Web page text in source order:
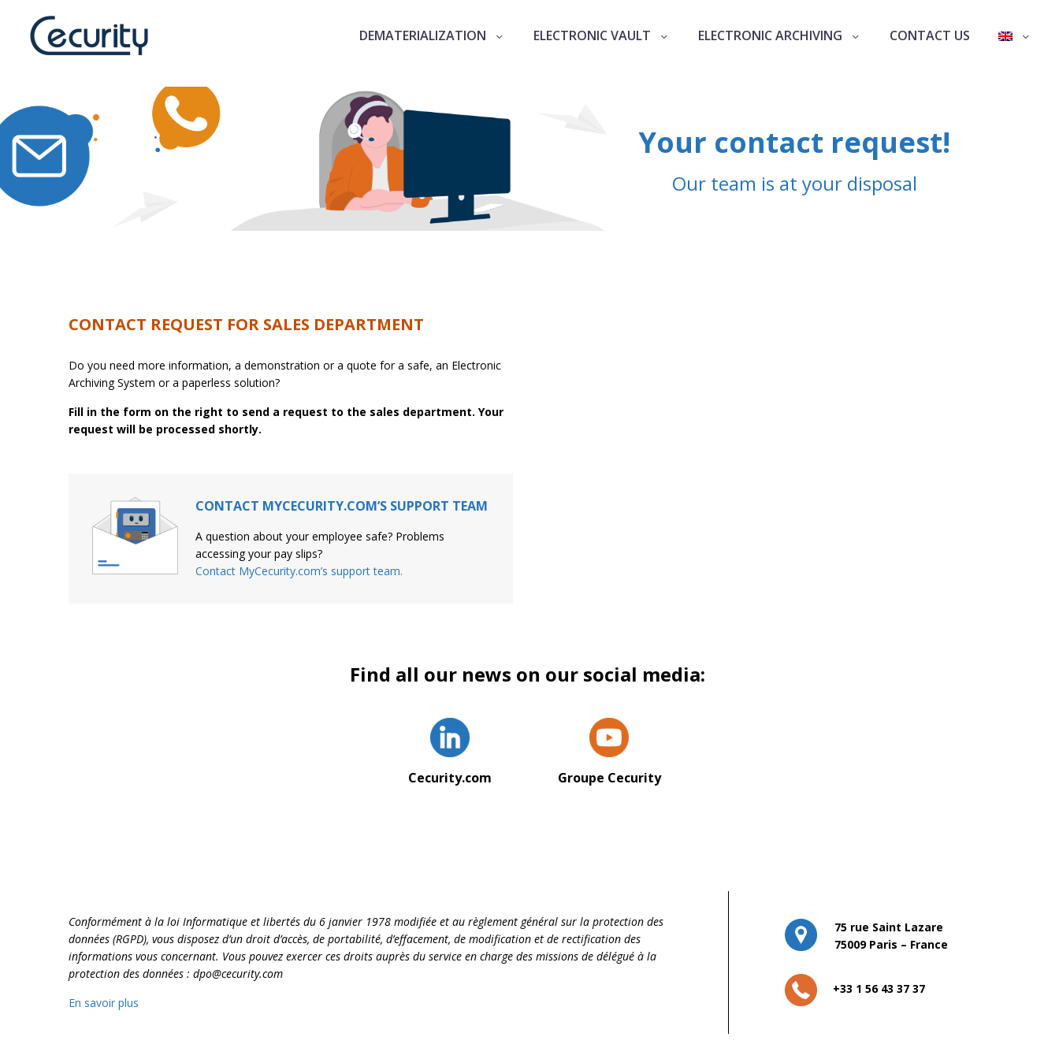
DEMATERIALIZATION ELECTRONIC VAULT ELECTRONIC ARCHIVING CONTACT US
Your contact request!
Our team is at your disposal
CONTACT REQUEST FOR SALES DEPARTMENT
Do you need more information, a demonstration or a quote for a safe, an Electronic
Archiving System or a paperless solution?
Fill in the form on the right to send a request to the sales department. Your
request will be processed shortly.
CONTACT MYCECURITY.COM’S SUPPORT TEAM
A question about your employee safe? Problems
accessing your pay slips?
Contact MyCecurity.com’s support team.
Find all our news on our social media:
Cecurity.com Groupe Cecurity
Conformément à la loi Informatique et libertés du 6 janvier 1978 modifiée et au règlement général sur la protection des
données (RGPD), vous disposez d’un droit d’accès, de portabilité, d’effacement, de modification et de rectification des
informations vous concernant. Vous pouvez exercer ces droits auprès du service en charge des missions de délégué à la
protection des données : dpo@cecurity.com
En savoir plus
75 rue Saint Lazare
75009 Paris – France
+33 1 56 43 37 37